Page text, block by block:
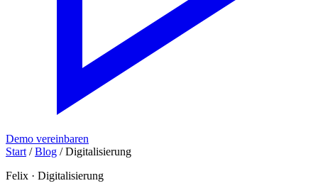
Demo vereinbaren
Start / Blog / Digitalisierung
Felix · Digitalisierung